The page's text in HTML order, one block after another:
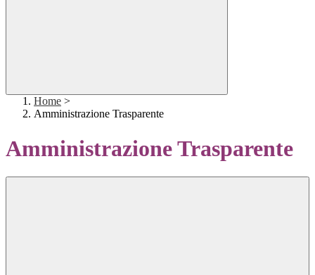
Home >
Amministrazione Trasparente
Amministrazione Trasparente